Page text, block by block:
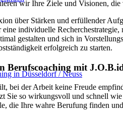
in Düsseldorf / Neuss
wir Ihre Ziele und Visionen,
über Stärken und erfüllender
individuelle
gestalten und sich in
erfolgreich zu starten.
Berufscoaching mit
bei der Arbeit keine Freude
Sie so wirkungsvoll und schnell
die Ihre wahre Berufung finden